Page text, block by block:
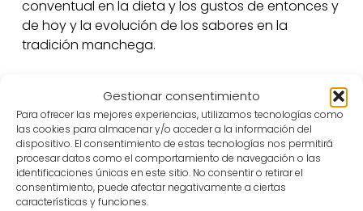
Gestionar consentimiento
Para ofrecer las mejores experiencias, utilizamos tecnologías como
las cookies para almacenar y/o acceder a la información del
dispositivo. El consentimiento de estas tecnologías nos permitirá
procesar datos como el comportamiento de navegación o las
identificaciones únicas en este sitio. No consentir o retirar el
consentimiento, puede afectar negativamente a ciertas
características y funciones.
conventual en la dieta y los gustos de entonces y
de hoy y la evolución de los sabores en la
tradición manchega.
Sobre la inscripción:
El evento de Don Repollo y Doña Berza está
dirigido exclusivamente a familias, siendo
necesaria la asistencia de adultos acompañados